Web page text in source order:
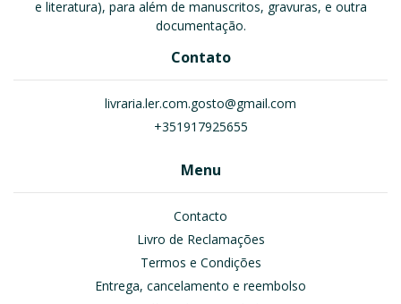
e literatura), para além de manuscritos, gravuras, e outra
documentação.
Contato
livraria.ler.com.gosto@gmail.com
+351917925655
Menu
Contacto
Livro de Reclamações
Termos e Condições
Entrega, cancelamento e reembolso